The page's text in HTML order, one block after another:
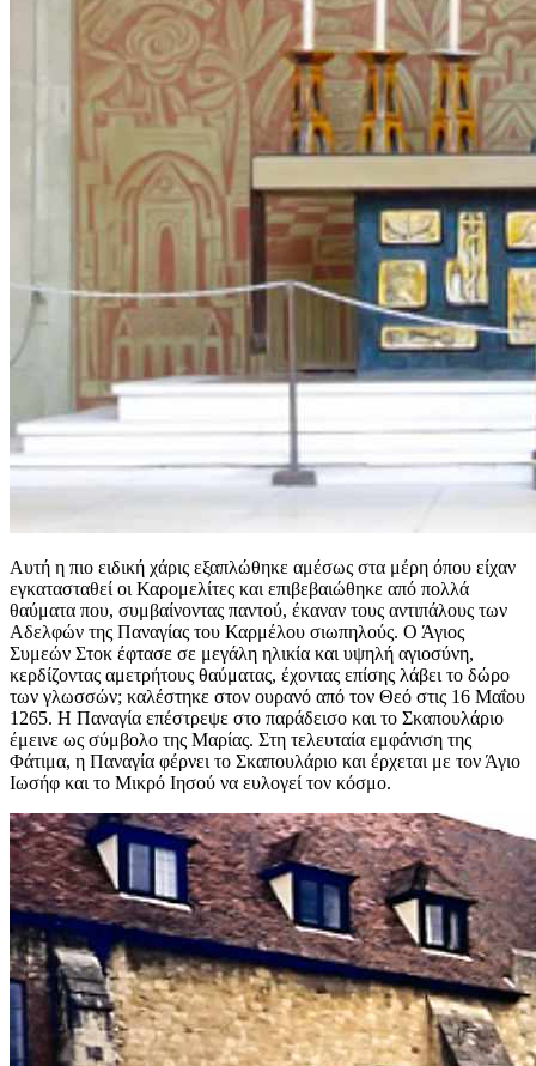
Αυτή η πιο ειδική χάρις εξαπλώθηκε αμέσως στα μέρη όπου είχαν
εγκατασταθεί οι Καρομελίτες και επιβεβαιώθηκε από πολλά
θαύματα που, συμβαίνοντας παντού, έκαναν τους αντιπάλους των
Αδελφών της Παναγίας του Καρμέλου σιωπηλούς. Ο Άγιος
Συμεών Στοκ έφτασε σε μεγάλη ηλικία και υψηλή αγιοσύνη,
κερδίζοντας αμετρήτους θαύματας, έχοντας επίσης λάβει το δώρο
των γλωσσών; καλέστηκε στον ουρανό από τον Θεό στις 16 Μαΐου
1265. Η Παναγία επέστρεψε στο παράδεισο και το Σκαπουλάριο
έμεινε ως σύμβολο της Μαρίας. Στη τελευταία εμφάνιση της
Φάτιμα, η Παναγία φέρνει το Σκαπουλάριο και έρχεται με τον Άγιο
Ιωσήφ και το Μικρό Ιησού να ευλογεί τον κόσμο.